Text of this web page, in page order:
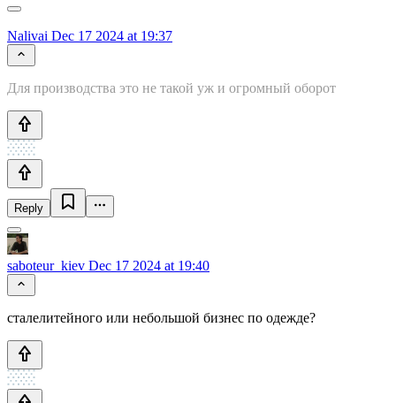
Nalivai Dec 17 2024 at 19:37
Для производства это не такой уж и огромный оборот
Reply
saboteur_kiev Dec 17 2024 at 19:40
сталелитейного или небольшой бизнес по одежде?